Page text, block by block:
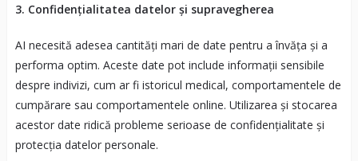
3. Confidențialitatea datelor și supravegherea
AI necesită adesea cantități mari de date pentru a învăța și a
performa optim. Aceste date pot include informații sensibile
despre indivizi, cum ar fi istoricul medical, comportamentele de
cumpărare sau comportamentele online. Utilizarea și stocarea
acestor date ridică probleme serioase de confidențialitate și
protecția datelor personale.